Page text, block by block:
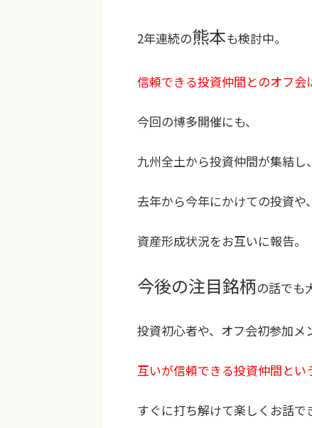
2年連続の熊本も検討中。
信頼できる投資仲間とのオフ会
今回の博多開催にも、
九州全土から投資仲間が集結し、
去年から今年にかけての投資や、
資産形成状況をお互いに報告。
今後の注目銘柄の話でも
投資初心者や、オフ会初参加メ
互いが信頼できる投資仲間とい
すぐに打ち解けて楽しくお話で